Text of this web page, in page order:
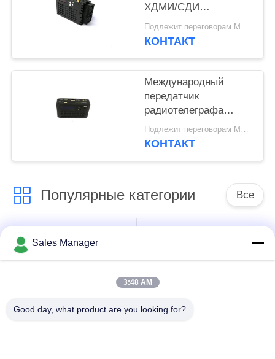
ХДМИ/СДИ
беспроводной ХДМИ,
передатчик 1080П
Подлежит переговорам MOQ:1шт
КОНТАКТ
Международный
передатчик
радиотелеграфа
ХДМИ видео- для
системы Х.265 УАВ
Подлежит переговорам MOQ:1шт
КОНТАКТ
Популярные категории Все
Передатчик видео
COFDM
видео-
радиотелеграфа хд
Радио сетки IP
Sales Manager
3:48 AM
Good day, what product are you looking for?